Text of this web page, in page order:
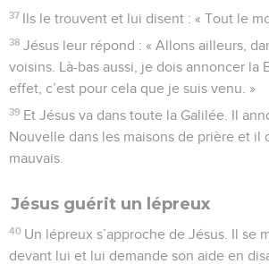
37 Ils le trouvent et lui disent : « Tout le
38 Jésus leur répond : « Allons ailleurs,
voisins. Là-bas aussi, je dois annoncer la
effet, c’est pour cela que je suis venu. »
39 Et Jésus va dans toute la Galilée. Il
Nouvelle dans les maisons de prière et il
mauvais.
Jésus guérit un lépreux
40 Un lépreux s’approche de Jésus. Il se
devant lui et lui demande son aide en